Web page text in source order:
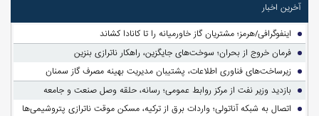
آخرین اخبار
اینفوگرافی/هرمز؛ مشتریان گاز خاورمیانه را تا کانادا کشاند
فرمان خروج از بحران؛ سوخت‌های جایگزین، راهکار ناترازی بنزین
زیرساخت‌های فناوری اطلاعات، پشتیبان مدیریت بهینه مصرف گاز سمنان
بازدید وزیر نفت از مرکز روابط عمومی؛ رسانه، حلقه وصل صنعت و جامعه
اتصال به شبکه آناتولی؛ واردات برق از ترکیه، مسکن موقت ناترازی پتروشیمی‌ها